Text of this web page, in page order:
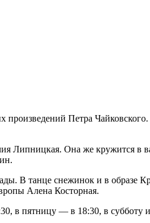
произведений Петра
Липницкая. Она же кружится в
В танце снежинок и в образе
Алена Косторная.
в пятницу — в 18:30, в субботу